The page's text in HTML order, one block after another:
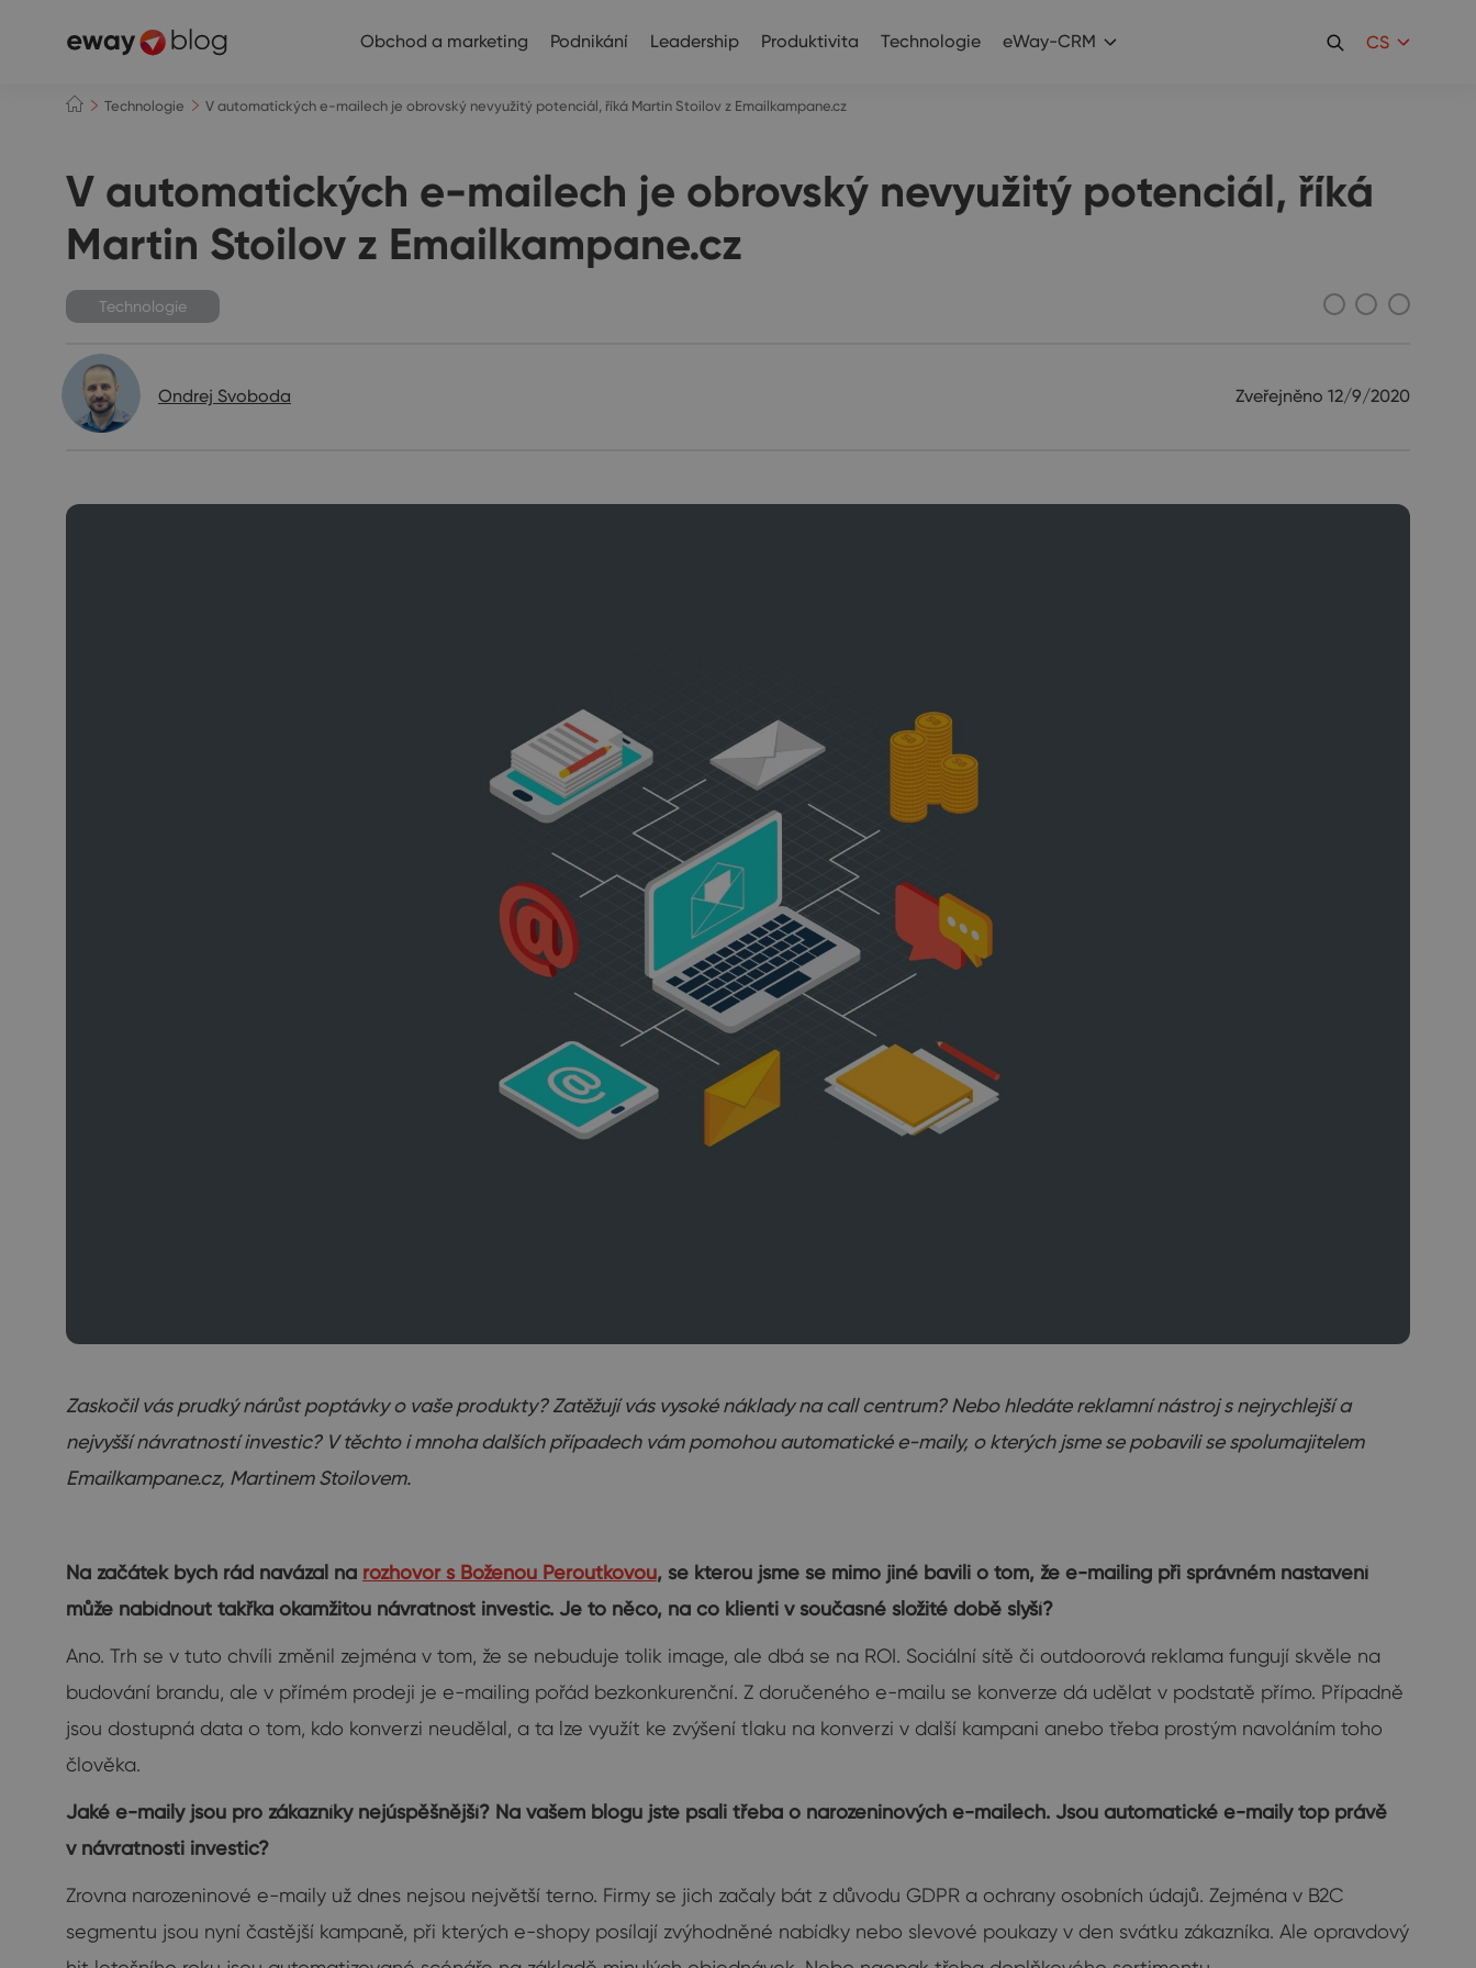
Obchod a marketing Podnikání Leadership Produktivita Technologie eWay-CRM CS
Technologie V automatických e-mailech je obrovský nevyužitý potenciál, říká Martin Stoilov z Emailkampane.cz
V automatických e-mailech je obrovský nevyužitý potenciál, říká
Martin Stoilov z Emailkampane.cz
Technologie
Ondrej Svoboda Zveřejněno 12/9/2020
Zaskočil vás prudký nárůst poptávky o vaše produkty? Zatěžují vás vysoké náklady na call centrum? Nebo hledáte reklamní nástroj s nejrychlejší a
nejvyšší návratností investic? V těchto i mnoha dalších případech vám pomohou automatické e-maily, o kterých jsme se pobavili se spolumajitelem
Emailkampane.cz, Martinem Stoilovem.
Na začátek bych rád navázal na rozhovor s Boženou Peroutkovou, se kterou jsme se mimo jiné bavili o tom, že e-mailing při správném nastavení
může nabídnout takřka okamžitou návratnost investic. Je to něco, na co klienti v současné složité době slyší?
Ano. Trh se v tuto chvíli změnil zejména v tom, že se nebuduje tolik image, ale dbá se na ROI. Sociální sítě či outdoorová reklama fungují skvěle na
budování brandu, ale v přímém prodeji je e-mailing pořád bezkonkurenční. Z doručeného e-mailu se konverze dá udělat v podstatě přímo. Případně
jsou dostupná data o tom, kdo konverzi neudělal, a ta lze využít ke zvýšení tlaku na konverzi v další kampani anebo třeba prostým navoláním toho
člověka.
Jaké e-maily jsou pro zákazníky nejúspěšnější? Na vašem blogu jste psali třeba o narozeninových e-mailech. Jsou automatické e-maily top právě
v návratnosti investic?
Zrovna narozeninové e-maily už dnes nejsou největší terno. Firmy se jich začaly bát z důvodu GDPR a ochrany osobních údajů. Zejména v B2C
segmentu jsou nyní častější kampaně, při kterých e-shopy posílají zvýhodněné nabídky nebo slevové poukazy v den svátku zákazníka. Ale opravdový